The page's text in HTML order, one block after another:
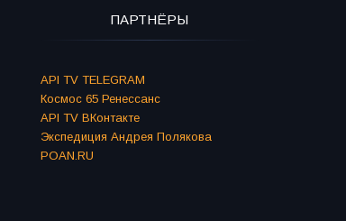
ПАРТНЁРЫ
API TV TELEGRAM
Космос 65 Ренессанс
API TV ВКонтакте
Экспедиция Андрея Полякова
POAN.RU